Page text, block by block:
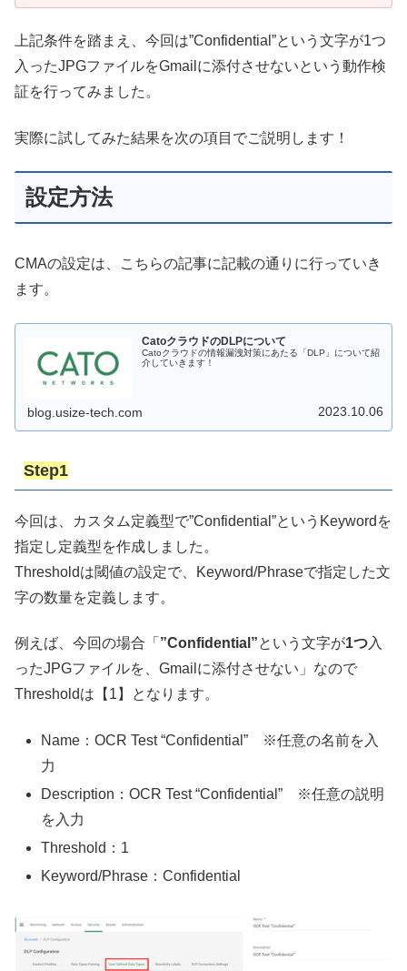
上記条件を踏まえ、今回は”Confidential”という文字が1つ
入ったJPGファイルをGmailに添付させないという動作検
証を行ってみました。
実際に試してみた結果を次の項目でご説明します！
設定方法
CMAの設定は、こちらの記事に記載の通りに行っていき
ます。
CatoクラウドのDLPについて
Catoクラウドの情報漏洩対策にあたる「DLP」について紹
介していきます！
blog.usize-tech.com 2023.10.06
Step1
今回は、カスタム定義型で”Confidential”というKeywordを
指定し定義型を作成しました。
Thresholdは閾値の設定で、Keyword/Phraseで指定した文
字の数量を定義します。
例えば、今回の場合「 ”Confidential”という文字が1つ入
ったJPGファイルを、Gmailに添付させない」なので
Thresholdは【1】となります。
Name：OCR Test “Confidential” ※任意の名前を入
力
Description：OCR Test “Confidential” ※任意の説明
を入力
Threshold：1
Keyword/Phrase：Confidential